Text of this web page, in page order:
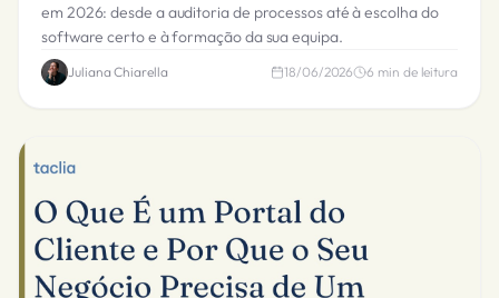
em 2026: desde a auditoria de processos até à escolha do
software certo e à formação da sua equipa.
Juliana Chiarella 18/06/2026 6 min de leitura